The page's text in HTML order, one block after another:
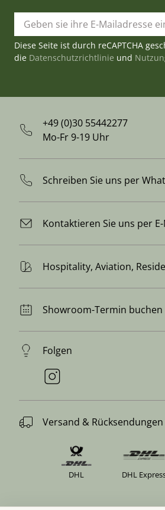
Diese Seite ist durch reCAPTCHA
die Datenschutzrichtlinie und
+49 (0)30 55442277
Mo-Fr 9-19 Uhr
Schreiben Sie uns per
Kontaktieren Sie uns per
Hospitality, Aviation,
Showroom-Termin buchen
Folgen
Versand & Rücksendungen
DHL DHL